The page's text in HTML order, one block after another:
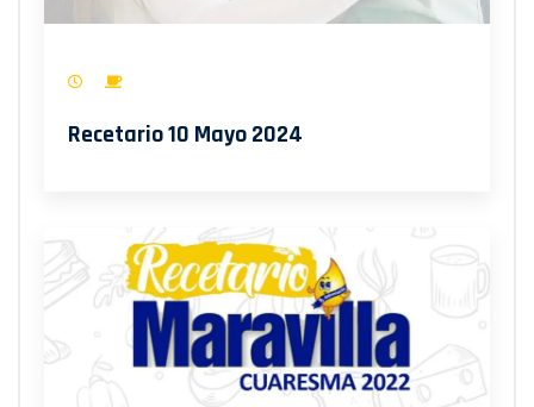
Recetario 10 Mayo 2024